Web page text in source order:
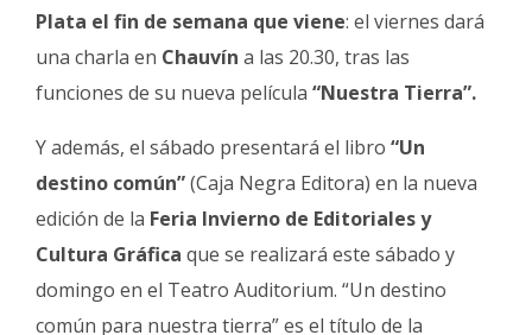
Plata el fin de semana que viene: el viernes dará
una charla en Chauvín a las 20.30, tras las
funciones de su nueva película “Nuestra Tierra”.
Y además, el sábado presentará el libro “Un
destino común”(Caja Negra Editora) en la nueva
edición de la Feria Invierno de Editoriales y
Cultura Gráfica que se realizará este sábado y
domingo en el Teatro Auditorium. “Un destino
común para nuestra tierra” es el título de la